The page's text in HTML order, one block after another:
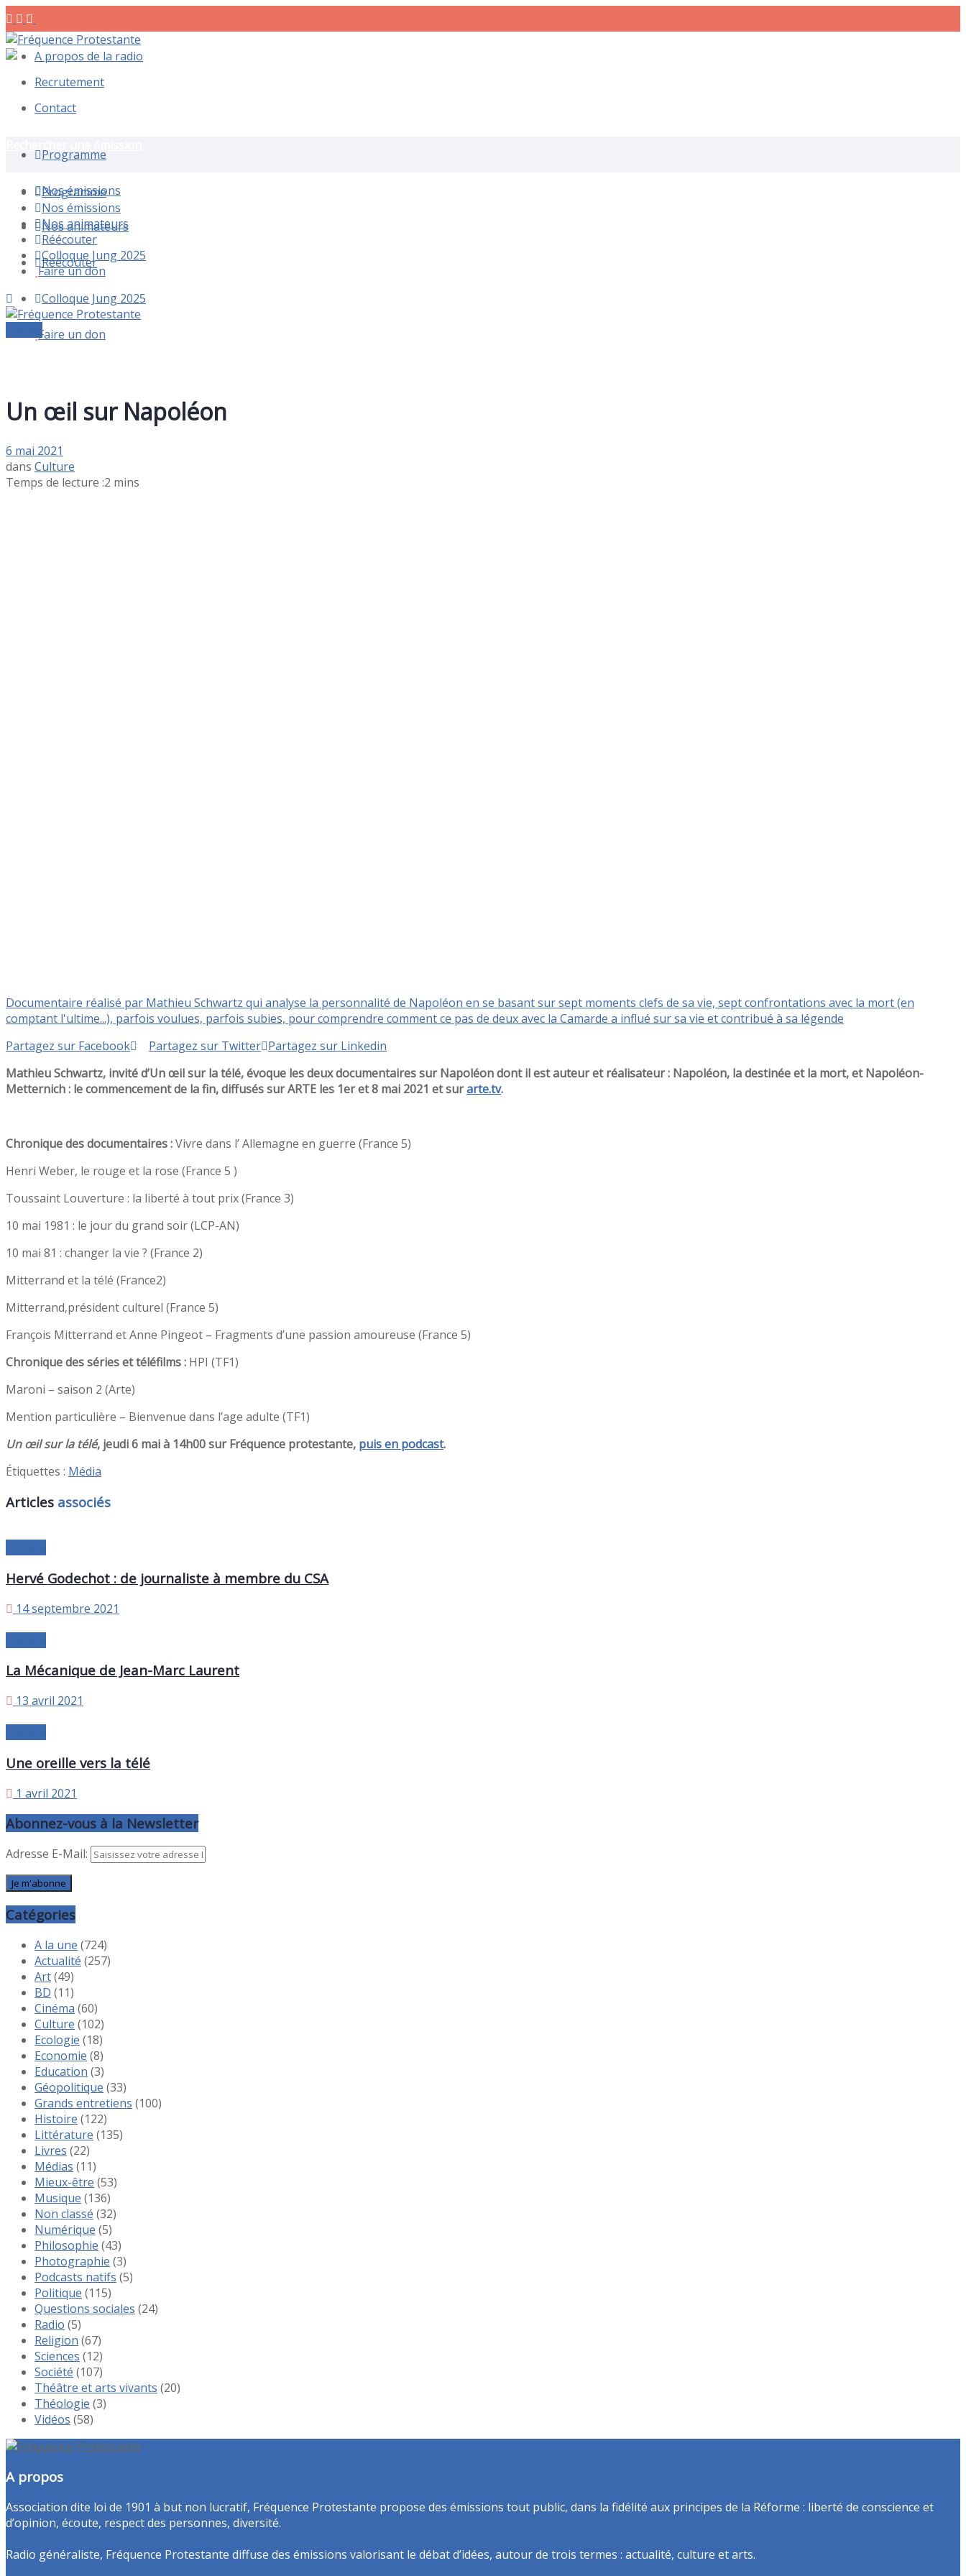
A propos de la radio
Recrutement
Contact
Programme
Nos émissions
Nos animateurs
Réécouter
Colloque Jung 2025
Faire un don
Programme
Nos émissions
Nos animateurs
Réécouter
Colloque Jung 2025
Faire un don
Un œil sur Napoléon
6 mai 2021
dans Culture
Temps de lecture :2 mins
Documentaire réalisé par Mathieu Schwartz qui analyse la personnalité de Napoléon en se basant sur sept moments clefs de sa vie, sept confrontations avec la mort (en
comptant l'ultime...), parfois voulues, parfois subies, pour comprendre comment ce pas de deux avec la Camarde a influé sur sa vie et contribué à sa légende
Partagez sur Facebook
Partagez sur Twitter Partagez sur Linkedin
Mathieu Schwartz, invité d’Un œil sur la télé, évoque les deux documentaires sur Napoléon dont il est auteur et réalisateur : Napoléon, la destinée et la mort, et Napoléon-
Metternich : le commencement de la fin, diffusés sur ARTE les 1er et 8 mai 2021 et surarte.tv.
Chronique des documentaires :Vivre dans l’ Allemagne en guerre (France 5)
Henri Weber, le rouge et la rose (France 5 )
Toussaint Louverture : la liberté à tout prix (France 3)
10 mai 1981 : le jour du grand soir (LCP-AN)
10 mai 81 : changer la vie ? (France 2)
Mitterrand et la télé (France2)
Mitterrand,président culturel (France 5)
François Mitterrand et Anne Pingeot – Fragments d’une passion amoureuse (France 5)
Chronique des séries et téléfilms : HPI (TF1)
Maroni – saison 2 (Arte)
Mention particulière – Bienvenue dans l’age adulte (TF1)
Un œil sur la télé, jeudi 6 mai à 14h00 sur Fréquence protestante, puis en podcast.
Étiquettes : Média
Articles associés
Hervé Godechot : de journaliste à membre du CSA
14 septembre 2021
La Mécanique de Jean-Marc Laurent
13 avril 2021
Une oreille vers la télé
1 avril 2021
Abonnez-vous à la Newsletter
Adresse E-Mail:
Catégories
A la une (724)
Actualité (257)
Art(49)
BD (11)
Cinéma (60)
Culture (102)
Ecologie (18)
Economie (8)
Education (3)
Géopolitique (33)
Grands entretiens (100)
Histoire (122)
Littérature (135)
Livres (22)
Médias (11)
Mieux-être (53)
Musique (136)
Non classé (32)
Numérique (5)
Philosophie (43)
Photographie (3)
Podcasts natifs (5)
Politique (115)
Questions sociales (24)
Radio (5)
Religion (67)
Sciences (12)
Société (107)
Théâtre et arts vivants (20)
Théologie (3)
Vidéos (58)
A propos
Association dite loi de 1901 à but non lucratif, Fréquence Protestante propose des émissions tout public, dans la fidélité aux principes de la Réforme : liberté de conscience et
d’opinion, écoute, respect des personnes, diversité.
Radio généraliste, Fréquence Protestante diffuse des émissions valorisant le débat d’idées, autour de trois termes : actualité, culture et arts.